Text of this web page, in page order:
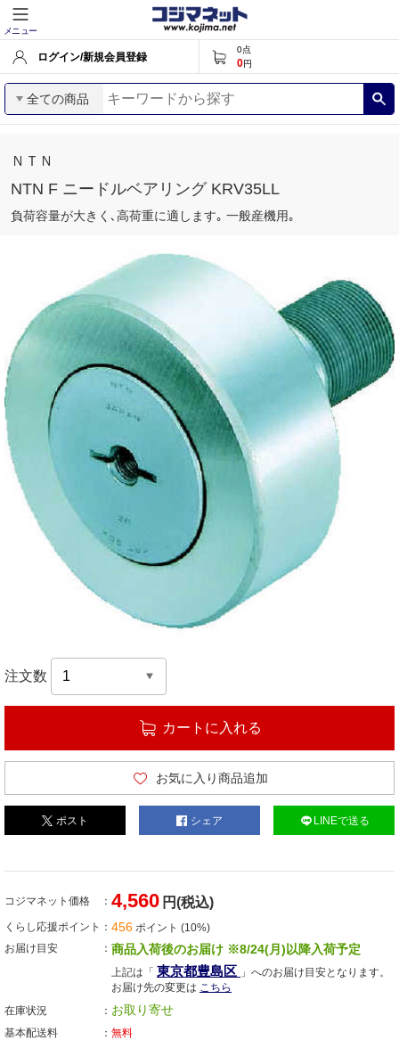
メニュー
ログイン/新規会員登録
0点
0円
全ての商品
ＮＴＮ
NTN F ニードルベアリング KRV35LL
負荷容量が大きく､高荷重に適します｡ 一般産機用｡
注文数
カートに入れる
お気に入り商品追加
ポスト シェア LINEで送る
コジマネット価格 4,560 円(税込)
くらし応援ポイント 456 ポイント (10%)
お届け目安
商品入荷後のお届け ※8/24(月)以降入荷予定
上記は「 東京都豊島区 」へのお届け目安となります。
お届け先の変更は こちら
在庫状況
お取り寄せ
基本配送料
無料